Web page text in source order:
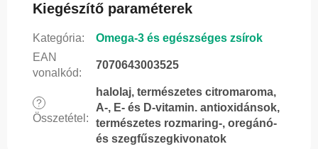
Kiegészítő paraméterek
Kategória:
Omega-3 és egészséges zsírok
EAN
vonalkód:
7070643003525
?
Összetétel :
halolaj, természetes citromaroma,
A-, E- és D-vitamin. antioxidánsok,
természetes rozmaring-, oregánó-
és szegfűszegkivonatok